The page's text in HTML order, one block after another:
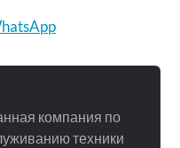
компания по
техники